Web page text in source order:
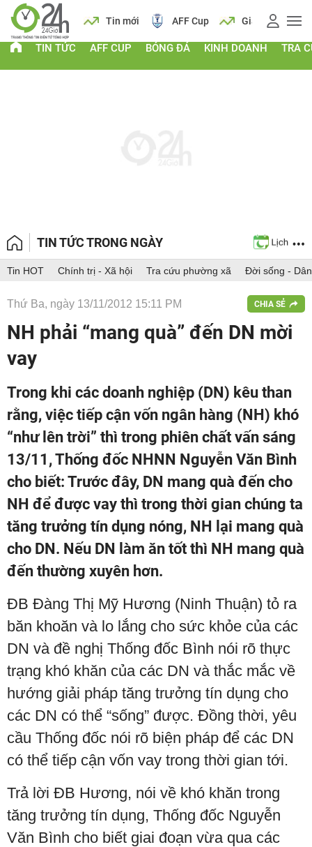
Lịch Tin mới AFF Cup Giá vàng
TIN TỨC AFF CUP BÓNG ĐÁ KINH DOANH TRA
TIN TỨC TRONG NGÀY
Tin HOT Chính trị - Xã hội Tra cứu phường xã Đời sống -
Thứ Ba, ngày 13/11/2012 15:11 PM CHIA SẺ
NH phải “mang quà” đến DN mời
vay
Trong khi các doanh nghiệp (DN) kêu than
rằng, việc tiếp cận vốn ngân hàng (NH) khó
“như lên trời” thì trong phiên chất vấn sáng
13/11, Thống đốc NHNN Nguyễn Văn Bình
cho biết: Trước đây, DN mang quà đến cho
NH để được vay thì trong thời gian chúng ta
tăng trưởng tín dụng nóng, NH lại mang quà
cho DN. Nếu DN làm ăn tốt thì NH mang quà
đến thường xuyên hơn.
ĐB Đàng Thị Mỹ Hương (Ninh Thuận) tỏ ra
băn khoăn và lo lắng cho sức khỏe của các
DN và đề nghị Thống đốc Bình nói rõ thực
trạng khó khăn của các DN và thắc mắc về
hướng giải pháp tăng trưởng tín dụng cho
các DN có thể “sống” được. Đồng thời, yêu
cầu Thống đốc nói rõ biện pháp để các DN
có thể tiếp cận vốn vay trong thời gian tới.
Trả lời ĐB Hương, nói về khó khăn trong
tăng trưởng tín dụng, Thống đốc Nguyễn
Văn Bình cho biết giai đoạn vừa qua các